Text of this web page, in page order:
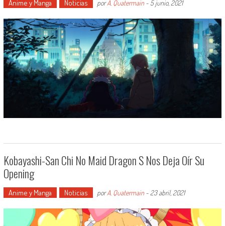
Anime y Manga Noticias porA. Quatermain- 5 junio, 2021
Kobayashi-San Chi No Maid Dragon S Nos Deja Oír Su
Opening
Anime y Manga Noticias porA. Quatermain- 23 abril, 2021